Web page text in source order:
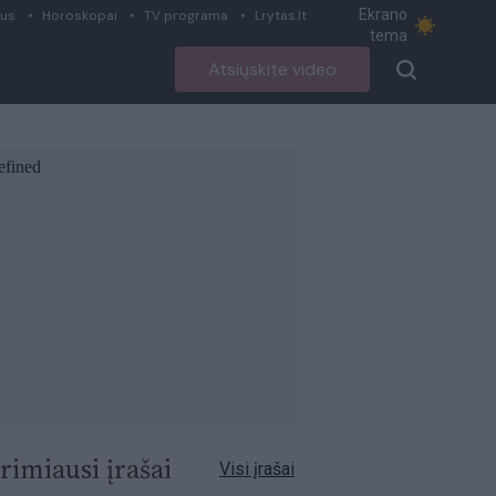
Horoskopai TV programa Lrytas.lt
Ekrano
tema
Atsiųskite video
įrašai Visi įrašai